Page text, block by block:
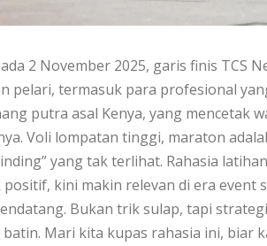
2 November 2025, garis finis TCS
pelari, termasuk para profesional
putra asal Kenya, yang mencetak
Voli lompatan tinggi, maraton
yang tak terlihat. Rahasia
kini makin relevan di era event
Bukan trik sulap, tapi
Mari kita kupas rahasia ini, biar